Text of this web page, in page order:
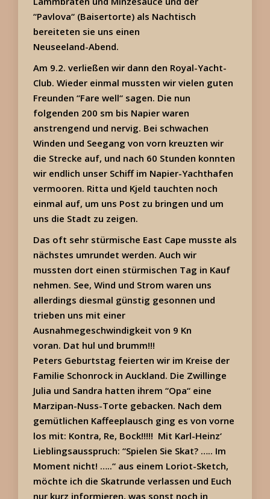
“Pavlova“ (Baisertorte) als Nachtisch
bereiteten sie uns einen
Neuseeland-Abend.
Am 9.2. verließen wir dann den Royal-Yacht-
Club. Wieder einmal mussten wir vielen guten
Freunden “Fare well“ sagen. Die nun
folgenden 200 sm bis Napier waren
anstrengend und nervig. Bei schwachen
Winden und Seegang von vorn kreuzten wir
die Strecke auf, und nach 60 Stunden konnten
wir endlich unser Schiff im Napier-Yachthafen
vermooren. Ritta und Kjeld tauchten noch
einmal auf, um uns Post zu bringen und um
uns die Stadt zu zeigen.
Das oft sehr stürmische East Cape musste als
nächstes umrundet werden. Auch wir
mussten dort einen stürmischen Tag in Kauf
nehmen. See, Wind und Strom waren uns
allerdings diesmal günstig gesonnen und
trieben uns mit einer
Ausnahmegeschwindigkeit von 9 Kn
voran. Dat hul und brumm!!!
Peters Geburtstag feierten wir im Kreise der
Familie Schonrock in Auckland. Die Zwillinge
Julia und Sandra hatten ihrem “Opa“ eine
Marzipan-Nuss-Torte gebacken. Nach dem
gemütlichen Kaffeeplausch ging es von vorne
los mit: Kontra, Re, Bock!!!!! Mit Karl-Heinz‘
Lieblingsausspruch: “Spielen Sie Skat? ….. Im
Moment nicht! …..“ aus einem Loriot-Sketch,
möchte ich die Skatrunde verlassen und Euch
nur kurz informieren, was sonst noch in